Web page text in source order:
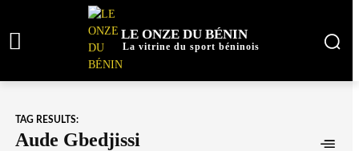
LE ONZE DU BÉNIN
La vitrine du sport béninois
TAG RESULTS:
Aude Gbedjissi